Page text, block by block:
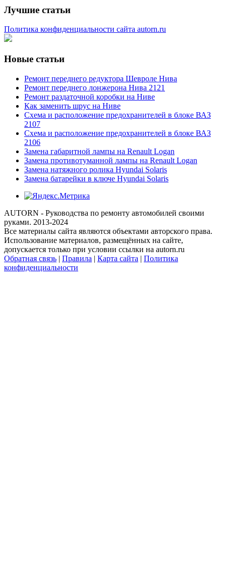
Лучшие статьи
Политика конфиденциальности сайта autorn.ru
Новые статьи
Ремонт переднего редуктора Шевроле Нива
Ремонт переднего лонжерона Нива 2121
Ремонт раздаточной коробки на Ниве
Как заменить шрус на Ниве
Схема и расположение предохранителей в блоке ВАЗ
2107
Схема и расположение предохранителей в блоке ВАЗ
2106
Замена габаритной лампы на Renault Logan
Замена противотуманной лампы на Renault Logan
Замена натяжного ролика Hyundai Solaris
Замена батарейки в ключе Hyundai Solaris
AUTORN - Руководства по ремонту автомобилей своими
руками. 2013-2024
Все материалы сайта являются объектами авторского права.
Использование материалов, размещённых на сайте,
допускается только при условии ссылки на autorn.ru
Обратная связь | Правила | Карта сайта | Политика
конфиденциальности